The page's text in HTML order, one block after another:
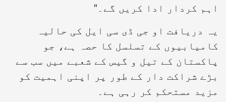
اہم کردار ادا کریں گے۔”
یہ دریافت او جی ڈی سی ایل کی حالیہ
کامیابیوں کے تسلسل کا حصہ ہے، جو
پاکستان کے تیل و گیس کے شعبے میں سب سے
بڑے شراکت دار کے طور پر اپنی اہمیت کو
مزید مستحکم کر رہی ہے۔